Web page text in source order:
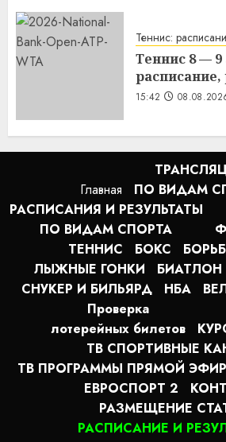
Теннис:
Теннис 8 — 9
15:42
Главная
ПО ВИДАМ
РАСПИСАНИЯ И РЕЗУЛЬТАТЫ
ПО ВИДАМ СПОРТА
ТЕННИС
БОКС
ЛЫЖНЫЕ ГОНКИ
БИАТЛОН
СНУКЕР И БИЛЬЯРД
НБА
Проверка
лотерейных билетов
ТВ СПОРТИВНЫЕ
ТВ ПРОГРАММЫ ПРЯМОЙ ЭФИР
ЕВРОСПОРТ 2
РАЗМЕЩЕНИЕ
РАСПИСАНИЕ И